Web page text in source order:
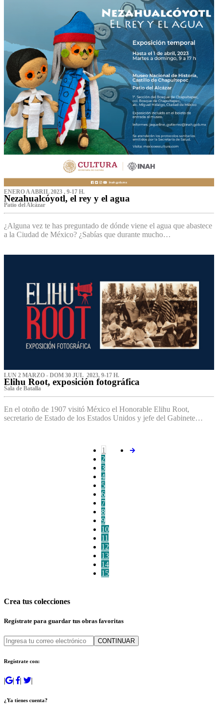
ENERO A ABRIL 2023 , 9-17 H.
Nezahualcóyotl, el rey y el agua
Patio del Alcázar
¿Alguna vez te has preguntado de dónde viene el agua que abastece
a la Ciudad de México? ¿Sabías que durante mucho…
LUN 2 MARZO - DOM 30 JUL 2023, 9-17 H.
Elihu Root, exposición fotográfica
Sala de Batalla
En el otoño de 1907 visitó México el Honorable Elihu Root,
secretario de Estado de los Estados Unidos y jefe del Gabinete…
1
2
3
4
5
6
7
8
9
10
11
12
13
14
15
Crea tus colecciones
Regístrate para guardar tus obras favoritas
CONTINUAR
Regístrate con:
| | | |
¿Ya tienes cuenta?